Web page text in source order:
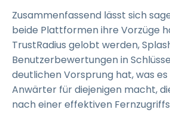
Zusammenfassend lässt sich
beide Plattformen ihre Vorzüge
TrustRadius gelobt werden,
Benutzerbewertungen in
deutlichen Vorsprung hat, was
Anwärter für diejenigen macht,
nach einer effektiven